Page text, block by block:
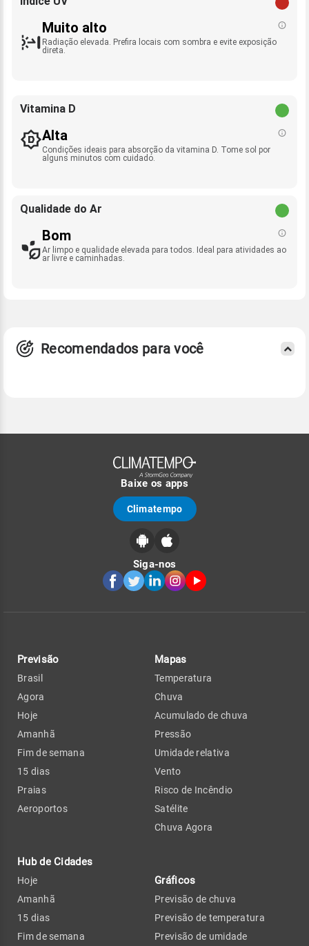
Muito alto
Radiação elevada. Prefira locais com sombra e evite exposição
direta.
Vitamina D
Alta
Condições ideais para absorção da vitamina D. Tome sol por
alguns minutos com cuidado.
Qualidade do Ar
Bom
Ar limpo e qualidade elevada para todos. Ideal para atividades ao
ar livre e caminhadas.
Recomendados para você
Baixe os apps
Climatempo
Siga-nos
Previsão
Brasil
Agora
Hoje
Amanhã
Fim de semana
15 dias
Praias
Aeroportos
Hub de Cidades
Hoje
Amanhã
15 dias
Fim de semana
Mapas
Temperatura
Chuva
Acumulado de chuva
Pressão
Umidade relativa
Vento
Risco de Incêndio
Satélite
Chuva Agora
Gráficos
Previsão de chuva
Previsão de temperatura
Previsão de umidade